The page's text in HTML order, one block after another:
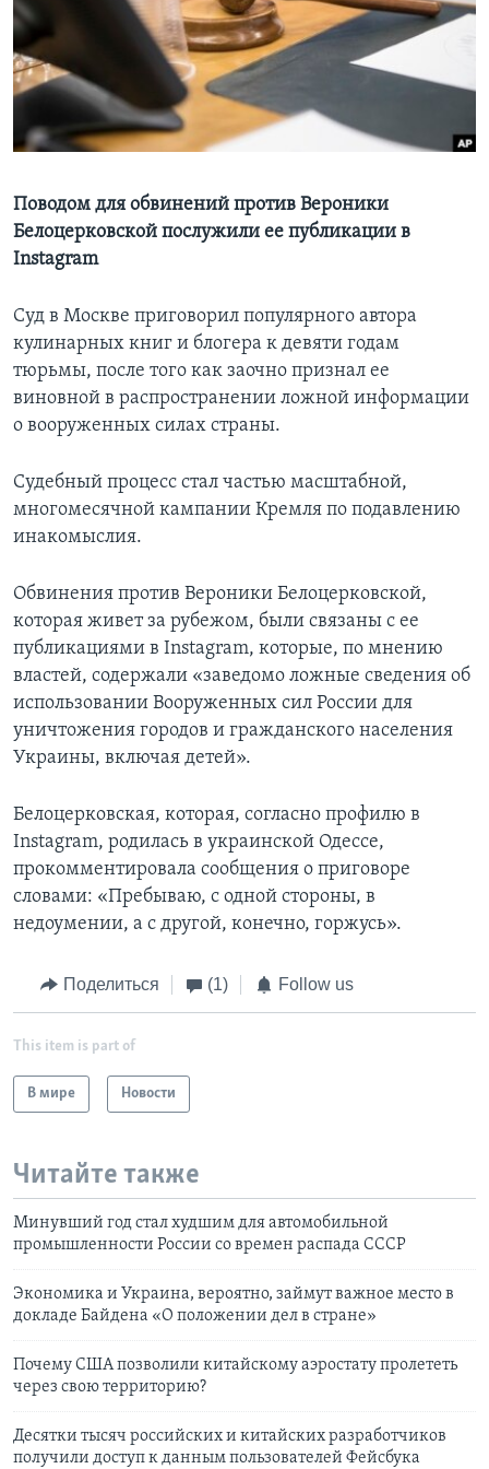
Learning English
СОЦИАЛЬНЫЕ СЕТИ
Языки
Поводом для обвинений против Вероники
Белоцерковской послужили ее публикации в
Instagram
Суд в Москве приговорил популярного автора
кулинарных книг и блогера к девяти годам
тюрьмы, после того как заочно признал ее
виновной в распространении ложной информации
о вооруженных силах страны.
Судебный процесс стал частью масштабной,
многомесячной кампании Кремля по подавлению
инакомыслия.
Обвинения против Вероники Белоцерковской,
которая живет за рубежом, были связаны с ее
публикациями в Instagram, которые, по мнению
властей, содержали «заведомо ложные сведения об
использовании Вооруженных сил России для
уничтожения городов и гражданского населения
Украины, включая детей».
Белоцерковская, которая, согласно профилю в
Instagram, родилась в украинской Одессе,
прокомментировала сообщения о приговоре
словами: «Пребываю, с одной стороны, в
недоумении, а с другой, конечно, горжусь».
Поделиться (1) Follow us
This item is part of
В мире Новости
Читайте также
Минувший год стал худшим для автомобильной
промышленности России со времен распада СССР
Экономика и Украина, вероятно, займут важное место в
докладе Байдена «О положении дел в стране»
Почему США позволили китайскому аэростату пролететь
через свою территорию?
Десятки тысяч российских и китайских разработчиков
получили доступ к данным пользователей Фейсбука